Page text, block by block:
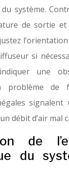
système.
de sortie et
si
une
de
signalent
débit d’air mal
de
du